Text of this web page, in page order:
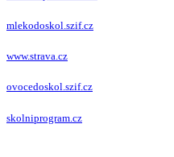
mlekodoskol.szif.cz
www.strava.cz
ovocedoskol.szif.cz
skolniprogram.cz